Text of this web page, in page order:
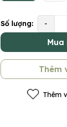
Số lượng: -
Thêm
Thêm